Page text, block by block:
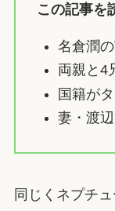
この記事を
名倉潤
両親と4
国籍が
妻・渡
同じくネプチ